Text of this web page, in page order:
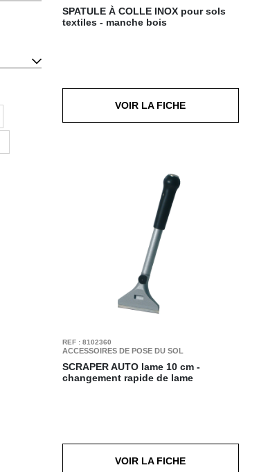
SPATULE À COLLE INOX pour sols
textiles - manche bois
VOIR LA FICHE
REF : 8102360
ACCESSOIRES DE POSE DU SOL
SCRAPER AUTO lame 10 cm -
changement rapide de lame
VOIR LA FICHE